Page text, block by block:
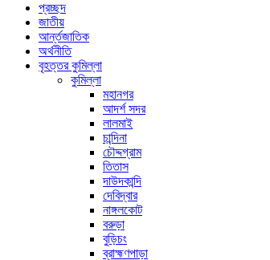
প্রচ্ছদ
জাতীয়
আর্ন্তজাতিক
অর্থনীতি
বৃহত্তর কুমিল্লা
কুমিল্লা
মহানগর
আদর্শ সদর
লালমাই
চান্দিনা
চৌদ্দগ্রাম
তিতাস
দাউদকান্দি
দেবিদ্বার
নাঙ্গলকোট
বরুড়া
বুড়িচং
ব্রাহ্মণপাড়া